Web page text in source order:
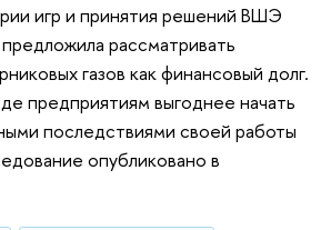
игр и принятия решений ВШЭ
рассматривать
газов как финансовый долг.
предприятиям выгоднее начать
последствиями своей работы
опубликовано в